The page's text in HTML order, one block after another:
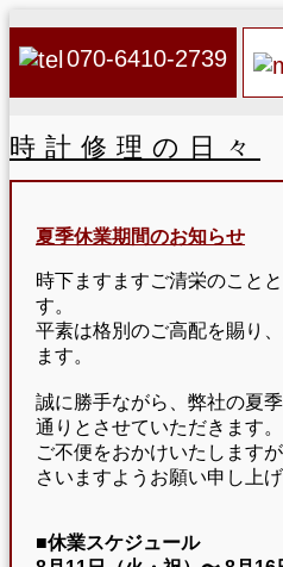
070-6410-2739
時計修理の日々
夏季休業期間のお知らせ
時下ますますご清栄のこと
す。
平素は格別のご高配を賜り
ます。
誠に勝手ながら、弊社の夏
通りとさせていただきます。
ご不便をおかけいたします
さいますようお願い申し上げ
■休業スケジュール